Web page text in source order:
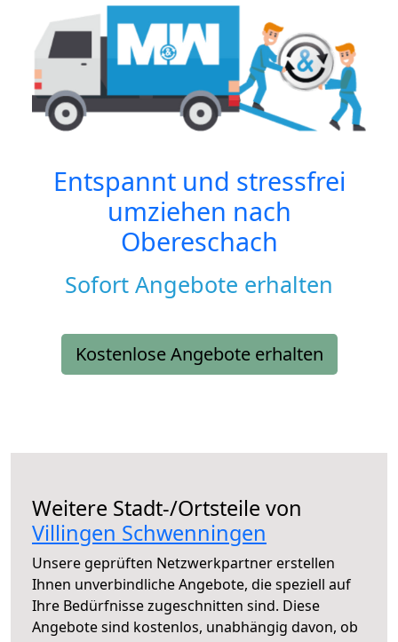
Entspannt und stressfrei
umziehen nach
Obereschach
Sofort Angebote erhalten
Kostenlose Angebote erhalten
Weitere Stadt-/Ortsteile von
Villingen Schwenningen
Unsere geprüften Netzwerkpartner erstellen
Ihnen unverbindliche Angebote, die speziell auf
Ihre Bedürfnisse zugeschnitten sind. Diese
Angebote sind kostenlos, unabhängig davon, ob